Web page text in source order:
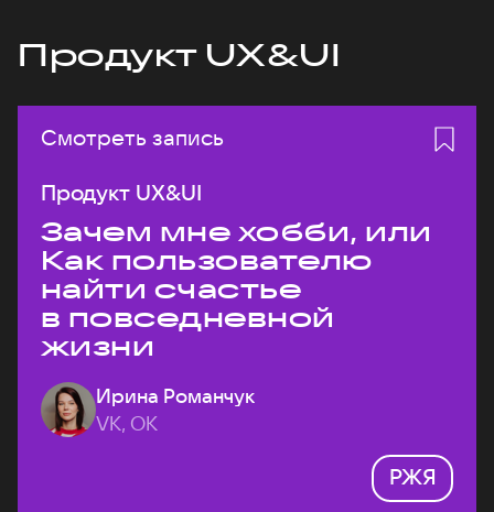
Продукт UX&UI
Смотреть запись
Продукт UX&UI
Зачем мне хобби, или
Как пользователю
найти счастье
в повседневной
жизни
Ирина Романчук
VK, ОК
РЖЯ